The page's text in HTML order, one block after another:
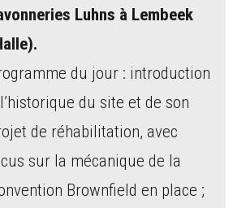
Luhns à Lembeek
du jour : introduction
du site et de son
de réhabilitation, avec
sur la mécanique de la
Brownfield en place ;